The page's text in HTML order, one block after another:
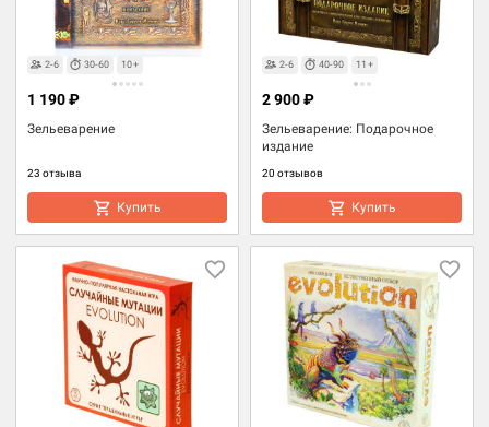
2-6 30-60 10+
Зельеварение
23 отзыва
1 190 ₽
Купить
2-6 40-90 11+
Зельеварение: Подарочное
издание
20 отзывов
2 900 ₽
Купить